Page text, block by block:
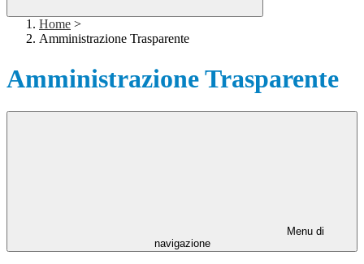
Home >
Amministrazione Trasparente
Amministrazione Trasparente
Menu di
navigazione